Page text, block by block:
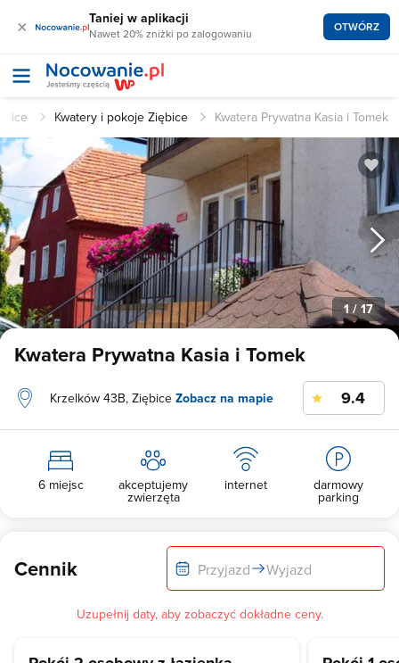
× Taniej w aplikacji
Nawet 20% zniżki po zalogowaniu OTWÓRZ
Kwatery i pokoje Ziębice Kwatera Prywatna Kasia i Tomek
1 / 17
Kwatera Prywatna Kasia i Tomek
Krzelków 43B, Ziębice Zobacz na mapie 9.4
6 miejsc akceptujemy
zwierzęta
internet darmowy
parking
Cennik Przyjazd Wyjazd
Uzupełnij daty, aby zobaczyć dokładne ceny.